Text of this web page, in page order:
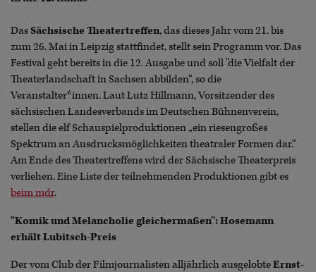
DasSächsische Theatertreffen, das dieses Jahr vom 21. bis
zum 26. Mai in Leipzig stattfindet, stellt sein Programm vor. Das
Festival geht bereits in die 12. Ausgabe und soll "die Vielfalt der
Theaterlandschaft in Sachsen abbilden“, so die
Veranstalter*innen. Laut Lutz Hillmann, Vorsitzender des
sächsischen Landesverbands im Deutschen Bühnenverein,
stellen die elf Schauspielproduktionen „ein riesengroßes
Spektrum an Ausdrucksmöglichkeiten theatraler Formen dar.“
Am Ende des Theatertreffens wird der Sächsische Theaterpreis
verliehen. Eine Liste der teilnehmenden Produktionen gibt es
beim mdr.
"Komik und Melancholie gleichermaßen": Hosemann
erhält Lubitsch-Preis
Der vom Club der Filmjournalisten alljährlich ausgelobteErnst-